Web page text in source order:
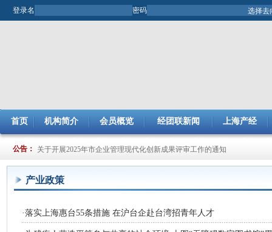
登录名 密码
首页 机构简介 会员概览 经团联新闻 上海产经
公告：
关于提交2024年度节能减排（JJ）小组项目总结及申报2025年度项目的通
关于开展2025年市企业管理现代化创新成果评审工作的通知
产业政策
·落实上海惠台55条措施 在沪台企赴台湾招青年人才